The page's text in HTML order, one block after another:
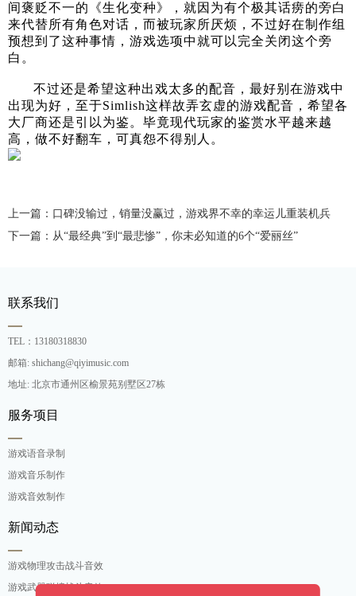
间褒贬不一的《生化变种》，就因为有个极其话痨的旁白
来代替所有角色对话，而被玩家所厌烦，不过好在制作组
预想到了这种事情，游戏选项中就可以完全关闭这个旁
白。
不过还是希望这种出戏太多的配音，最好别在游戏中
出现为好，至于Simlish这样故弄玄虚的游戏配音，希望各
大厂商还是引以为鉴。毕竟现代玩家的鉴赏水平越来越
高，做不好翻车，可真怨不得别人。
上一篇：口碑没输过，销量没赢过，游戏界不幸的幸运儿重装机兵
下一篇：从“最经典”到“最悲惨”，你未必知道的6个“爱丽丝”
联系我们
TEL：13180318830
邮箱: shichang@qiyimusic.com
地址: 北京市通州区榆景苑别墅区27栋
服务项目
游戏语音录制
游戏音乐制作
游戏音效制作
新闻动态
游戏物理攻击战斗音效
游戏武器碰撞战斗音效